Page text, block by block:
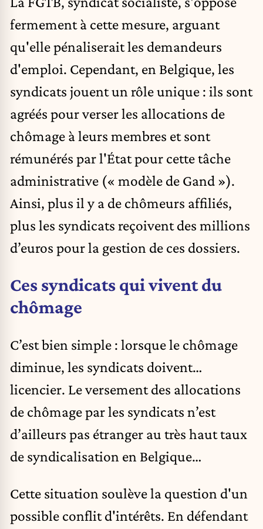
fermement à cette mesure, arguant
qu'elle pénaliserait les demandeurs
d'emploi. Cependant, en Belgique, les
syndicats jouent un rôle unique : ils sont
agréés pour verser les allocations de
chômage à leurs membres et sont
rémunérés par l'État pour cette tâche
administrative (« modèle de Gand »).
Ainsi, plus il y a de chômeurs affiliés,
plus les syndicats reçoivent des millions
d’euros pour la gestion de ces dossiers.​
Ces syndicats qui vivent du
chômage
C’est bien simple : lorsque le chômage
diminue, les syndicats doivent…
licencier. Le versement des allocations
de chômage par les syndicats n’est
d’ailleurs pas étranger au très haut taux
de syndicalisation en Belgique…
Cette situation soulève la question d'un
possible conflit d'intérêts. En défendant